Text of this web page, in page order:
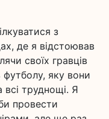
з
де я відстоював
своїх гравців
футболу, яку вони
труднощі. Я
провести